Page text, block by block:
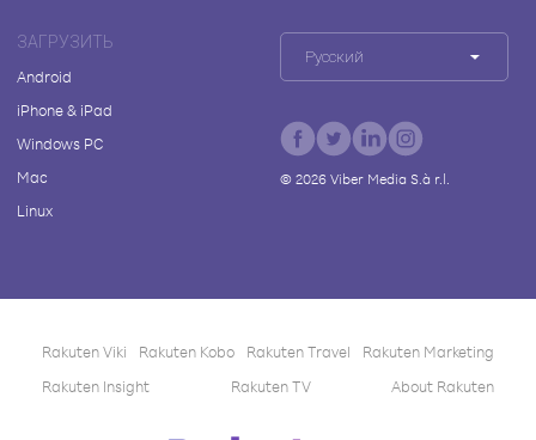
ЗАГРУЗИТЬ
Android
iPhone & iPad
Windows PC
Mac
Linux
Русский
© 2026Viber Media S.à r.l.
Rakuten Viki Rakuten Kobo Rakuten Travel
Rakuten Marketing
Rakuten Insight
Rakuten TV About Rakuten